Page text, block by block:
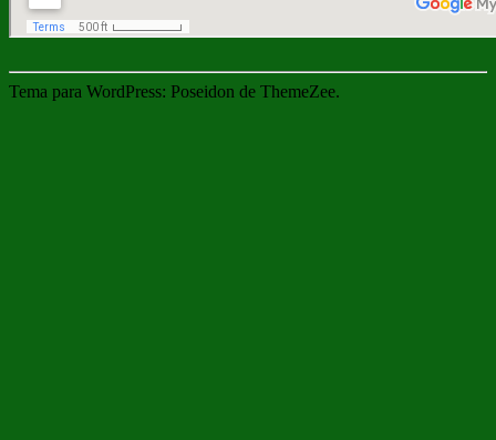
Tema para WordPress: Poseidon de ThemeZee.